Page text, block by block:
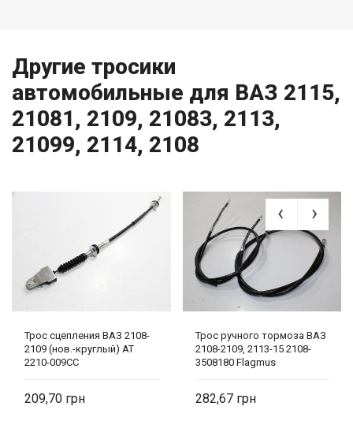
Другие тросики
автомобильные для ВАЗ 2115,
21081, 2109, 21083, 2113,
21099, 2114, 2108
Трос сцепления ВАЗ 2108-
2109 (нов.-круглый) AT
2210-009CC
209,70
Трос ручного тормоза ВАЗ
2108-2109, 2113-15 2108-
3508180 Flagmus
282,67